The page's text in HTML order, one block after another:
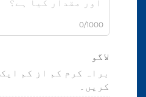
0/1000
لاگو
براہ کرم کم از کم
کریں۔